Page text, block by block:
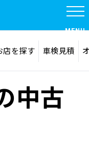
MENU
店を探す 車検見積
中古